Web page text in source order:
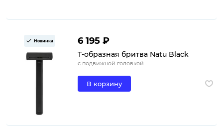
Новинка 6 195 ₽
Т-образная бритва Natu Black
с подвижной головкой
В корзину